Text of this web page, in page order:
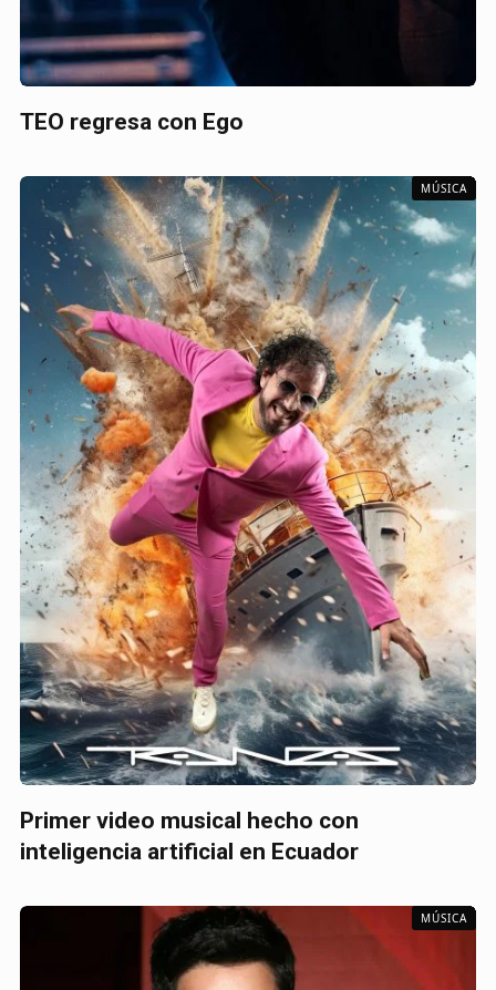
TEO regresa con Ego
MÚSICA
Primer video musical hecho con
inteligencia artificial en Ecuador
MÚSICA